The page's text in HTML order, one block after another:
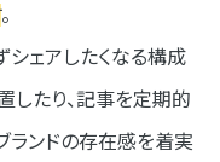
。
ェアしたくなる構成
したり、記事を定期的
ランドの存在感を着実